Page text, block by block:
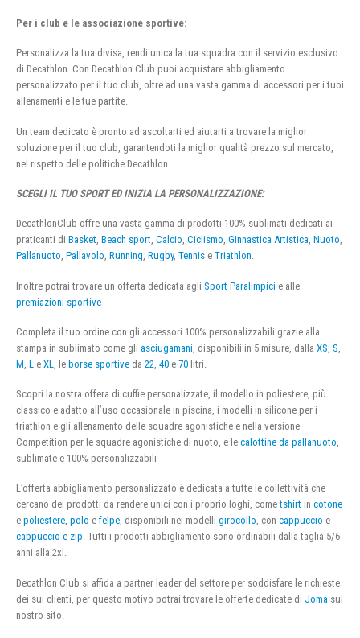
Per i club e le associazione sportive:
Personalizza la tua divisa, rendi unica la tua squadra con il servizio esclusivo
di Decathlon. Con Decathlon Club puoi acquistare abbigliamento
personalizzato per il tuo club, oltre ad una vasta gamma di accessori per i tuoi
allenamenti e le tue partite.
Un team dedicato è pronto ad ascoltarti ed aiutarti a trovare la miglior
soluzione per il tuo club, garantendoti la miglior qualità prezzo sul mercato,
nel rispetto delle politiche Decathlon.
SCEGLI IL TUO SPORT ED INIZIA LA PERSONALIZZAZIONE:
DecathlonClub offre una vasta gamma di prodotti 100% sublimati dedicati ai
praticanti di Basket, Beach sport, Calcio, Ciclismo, Ginnastica Artistica, Nuoto,
Pallanuoto, Pallavolo, Running, Rugby, Tennis e Triathlon.
Inoltre potrai trovare un offerta dedicata agli Sport Paralimpici e alle
premiazioni sportive
Completa il tuo ordine con gli accessori 100% personalizzabili grazie alla
stampa in sublimato come gli asciugamani , disponibili in 5 misure, dalla XS S
M L e XL , le borse sportive da 22 40 e 70 litri.
Scopri la nostra offera di cuffie personalizzate, il modello in poliestere, più
classico e adatto all’uso occasionale in piscina, i modelli in silicone per i
triathlon e gli allenamento delle squadre agonistiche e nella versione
Competition per le squadre agonistiche di nuoto, e le calottine da pallanuoto,
sublimate e 100% personalizzabili
L’offerta abbigliamento personalizzato è dedicata a tutte le collettività che
cercano dei prodotti da rendere unici con i proprio loghi, cometshirt in cotone
e poliestere, polo e felpe, disponibili nei modelli girocollo, con cappuccio e
cappuccio e zip. Tutti i prodotti abbigliamento sono ordinabili dalla taglia 5/6
anni alla 2xl.
Decathlon Club si affida a partner leader del settore per soddisfare le richieste
dei sui clienti, per questo motivo potrai trovare le offerte dedicate di Joma sul
nostro sito.